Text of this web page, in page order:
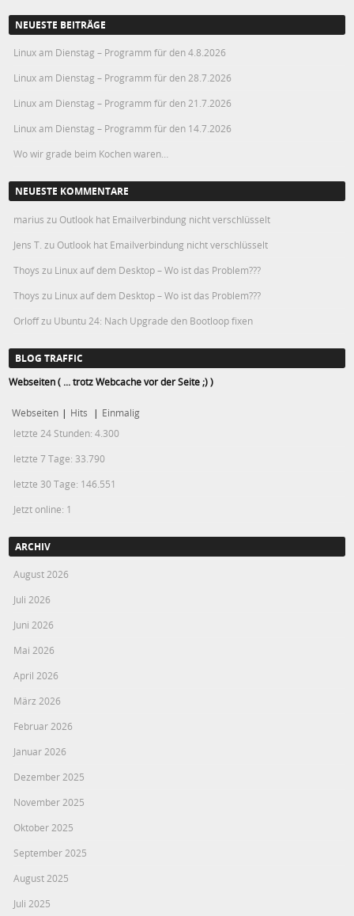
NEUESTE BEITRÄGE
Linux am Dienstag – Programm für den 4.8.2026
Linux am Dienstag – Programm für den 28.7.2026
Linux am Dienstag – Programm für den 21.7.2026
Linux am Dienstag – Programm für den 14.7.2026
Wo wir grade beim Kochen waren…
NEUESTE KOMMENTARE
marius zu Outlook hat Emailverbindung nicht verschlüsselt
Jens T. zu Outlook hat Emailverbindung nicht verschlüsselt
Thoys zu Linux auf dem Desktop – Wo ist das Problem???
Thoys zu Linux auf dem Desktop – Wo ist das Problem???
Orloffzu Ubuntu 24: Nach Upgrade den Bootloop fixen
BLOG TRAFFIC
Webseiten ( ... trotz Webcache vor der Seite ;) )
Webseiten | Hits | Einmalig
letzte 24 Stunden:4.300
letzte 7 Tage: 33.790
letzte 30 Tage: 146.551
Jetzt online: 1
ARCHIV
August 2026
Juli 2026
Juni 2026
Mai 2026
April 2026
März 2026
Februar 2026
Januar 2026
Dezember 2025
November 2025
Oktober 2025
September 2025
August 2025
Juli 2025